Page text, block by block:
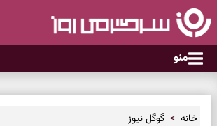
منو
خانه گوگل نیوز